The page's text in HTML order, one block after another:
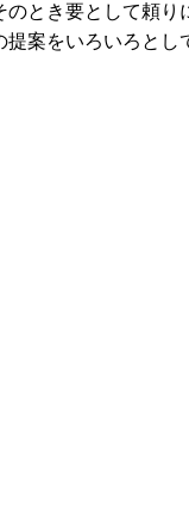
とき要として頼り
案をいろいろとし